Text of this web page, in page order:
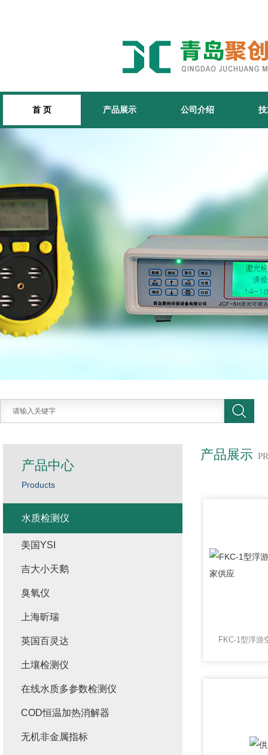
首 页 产品展示 公司介绍
产品展示
产品中心
Products
水质检测仪
美国YSI
吉大小天鹅
臭氧仪
上海昕瑞
英国百灵达
土壤检测仪
在线水质多参数检测仪
COD恒温加热消解器
无机非金属指标